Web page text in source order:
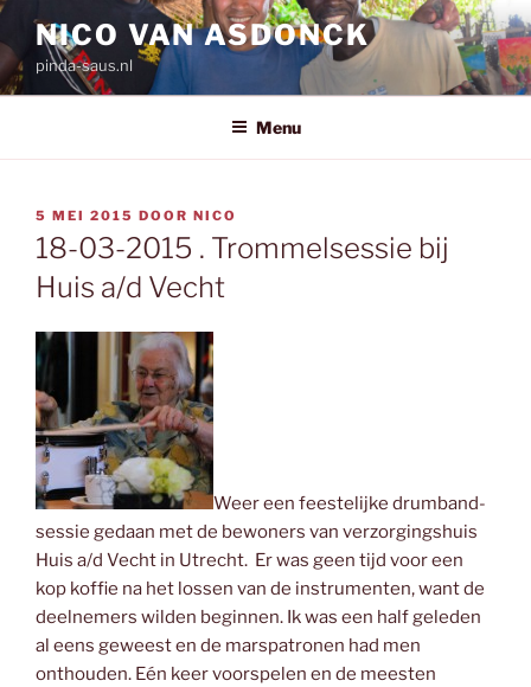
Ga
naar
de
inhoud
NICO VAN ASDONCK
pinda-saus.nl
Menu
GEPLAATST
OP
5 MEI 2015 DOOR NICO
18-03-2015 . Trommelsessie bij
Huis a/d Vecht
Weer een feestelijke drumband-
sessie gedaan met de bewoners van verzorgingshuis
Huis a/d Vecht in Utrecht. Er was geen tijd voor een
kop koffie na het lossen van de instrumenten, want de
deelnemers wilden beginnen. Ik was een half geleden
al eens geweest en de marspatronen had men
onthouden. Eén keer voorspelen en de meesten